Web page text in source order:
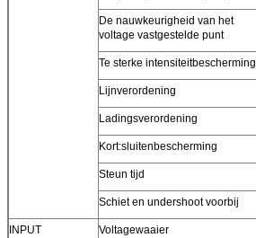
De nauwkeurigheid van het
voltage vastgestelde punt
Te sterke intensiteitbescherming
Lijnverordening
Ladingsverordening
Kort:sluitenbescherming
Steun tijd
Schiet en undershoot voorbij
INPUT Voltagewaaier